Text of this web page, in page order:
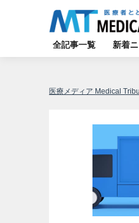
全記事一覧 新着
医療メディア Medical